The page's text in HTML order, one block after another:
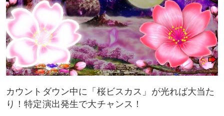
カウントダウン中に「桜ビスカス」が光れば大当た
り！特定演出発生で大チャンス！